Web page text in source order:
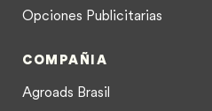
Opciones Publicitarias
COMPAÑIA
Agroads Brasil